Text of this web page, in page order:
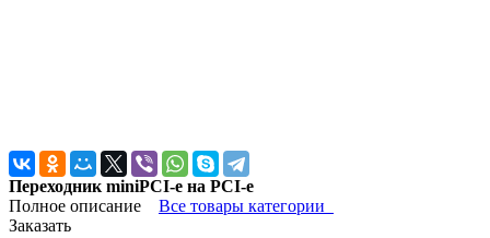
Переходник miniPCI-e на PCI-e
Полное описание
Все товары категории
Заказать